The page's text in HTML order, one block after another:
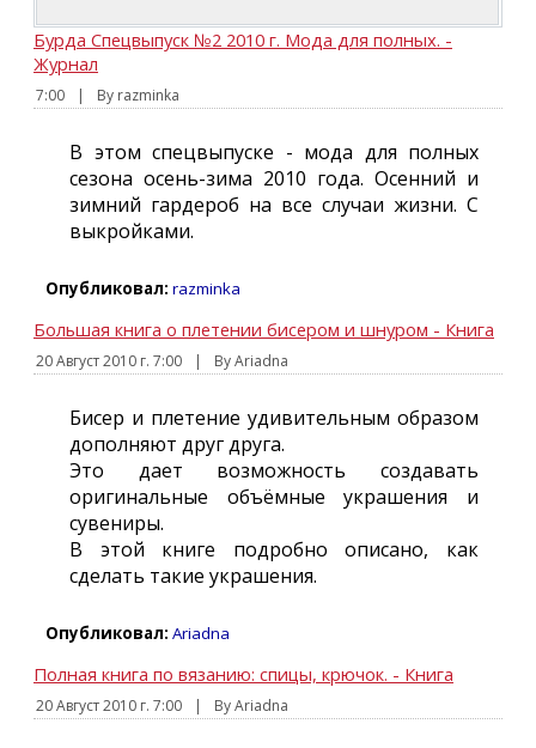
Бурда Спецвыпуск №2 2010 г. Мода для полных. -
Журнал
7:00 | By razminka
В этом спецвыпуске - мода для полных
сезона осень-зима 2010 года. Осенний и
зимний гардероб на все случаи жизни. С
выкройками.
Опубликовал: razminka
Большая книга о плетении бисером и шнуром - Книга
20 Август 2010 г. 7:00 | By Ariadna
Бисер и плетение удивительным образом
дополняют друг друга.
Это дает возможность создавать
оригинальные объёмные украшения и
сувениры.
В этой книге подробно описано, как
сделать такие украшения.
Опубликовал: Ariadna
Полная книга по вязанию: спицы, крючок. - Книга
20 Август 2010 г. 7:00 | By Ariadna